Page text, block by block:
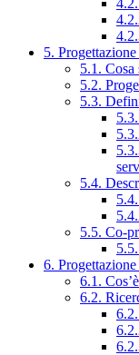
5.
5.1.
5.2.
5.3.
5.4.
5.5. Co-
6.
6.1.
6.2.